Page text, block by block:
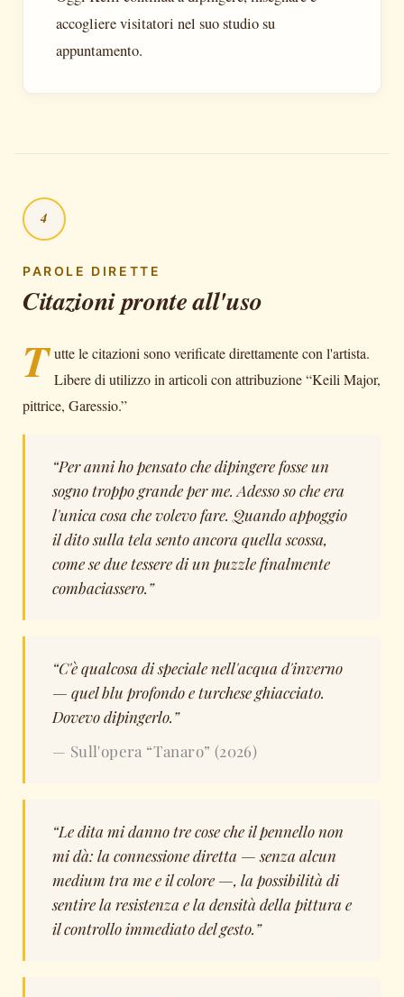
accogliere visitatori nel suo studio su
appuntamento.
4
PAROLE DIRETTE
Citazioni pronte all'uso
T utte le citazioni sono verificate direttamente con l'artista.
Libere di utilizzo in articoli con attribuzione “Keili Major,
pittrice, Garessio.”
“Per anni ho pensato che dipingere fosse un
sogno troppo grande per me. Adesso so che era
l'unica cosa che volevo fare. Quando appoggio
il dito sulla tela sento ancora quella scossa,
come se due tessere di un puzzle finalmente
combaciassero.”
“C'è qualcosa di speciale nell'acqua d'inverno
— quel blu profondo e turchese ghiacciato.
Dovevo dipingerlo.”
— Sull'opera “Tanaro” (2026)
“Le dita mi danno tre cose che il pennello non
mi dà: la connessione diretta — senza alcun
medium tra me e il colore —, la possibilità di
sentire la resistenza e la densità della pittura e
il controllo immediato del gesto.”